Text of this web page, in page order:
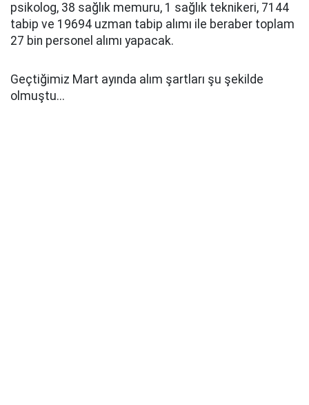
psikolog, 38 sağlık memuru, 1 sağlık teknikeri, 7144
tabip ve 19694 uzman tabip alımı ile beraber toplam
27 bin personel alımı yapacak.
Geçtiğimiz Mart ayında alım şartları şu şekilde
olmuştu...